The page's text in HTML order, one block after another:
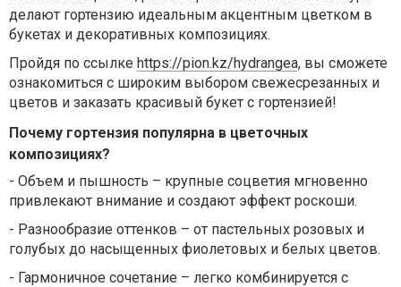
делают гортензию идеальным акцентным цветком в
букетах и декоративных композициях.
Пройдя по ссылке https://pion.kz/hydrangea, вы сможете
ознакомиться с широким выбором свежесрезанных и
цветов и заказать красивый букет с гортензией!
Почему гортензия популярна в цветочных
композициях?
- Объем и пышность – крупные соцветия мгновенно
привлекают внимание и создают эффект роскоши.
- Разнообразие оттенков – от пастельных розовых и
голубых до насыщенных фиолетовых и белых цветов.
- Гармоничное сочетание – легко комбинируется с